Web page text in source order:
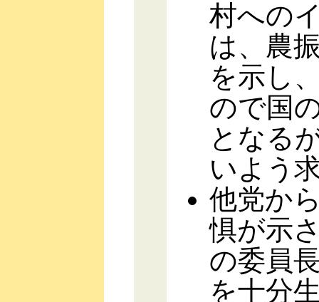
村への
は、農
を示し
ので国
となる
いよう
他党か
惧が示
の委員
を十分